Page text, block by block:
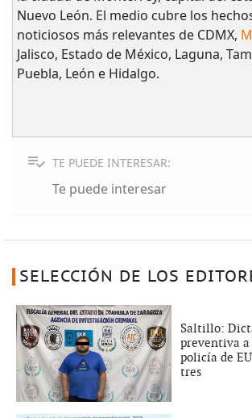
Nuevo León. El medio cubre los
noticiosos más relevantes de CDMX,
Jalisco, Estado de México, Laguna,
Puebla, León e Hidalgo.
TE PUEDE INTERESAR:
Te puede interesar
SELECCIÓN DE LOS
Saltillo:
preventiva a
policía de
tres